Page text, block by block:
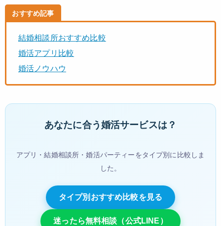
おすすめ記事
結婚相談所おすすめ比較
婚活アプリ比較
婚活ノウハウ
あなたに合う婚活サービスは？
アプリ・結婚相談所・婚活パーティーをタイプ別に比較しま
した。
タイプ別おすすめ比較を見る
迷ったら無料相談（公式LINE）